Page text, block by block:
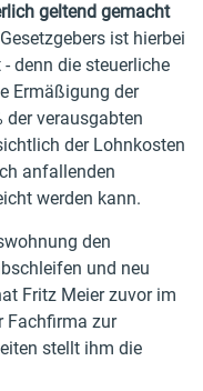
geltend gemacht
ist hierbei
denn die steuerliche
Ermäßigung der
der verausgabten
der Lohnkosten
anfallenden
werden kann.
den
und neu
Fritz Meier zuvor im
Fachfirma zur
stellt ihm die